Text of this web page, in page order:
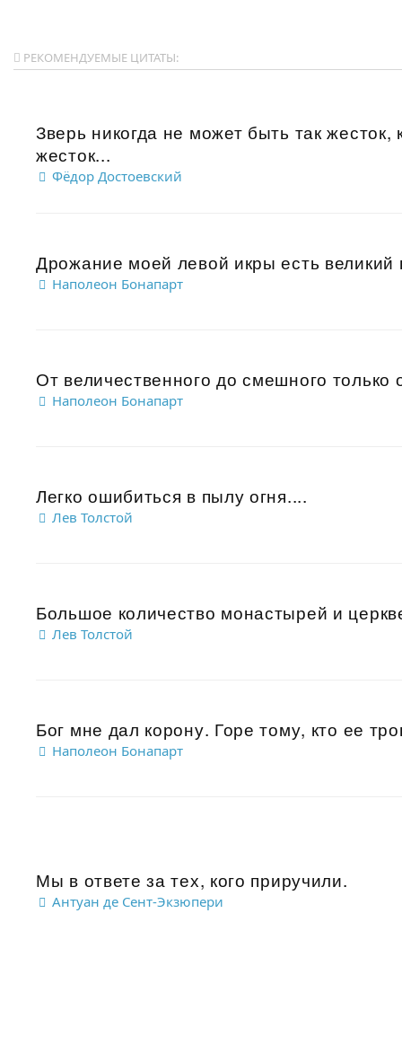
РЕКОМЕНДУЕМЫЕ ЦИТАТЫ:
Зверь никогда не может быть так жесток,
жесток...
Фёдор Достоевский
Дрожание моей левой икры есть великий
Наполеон Бонапарт
От величественного до смешного только
Наполеон Бонапарт
Легко ошибиться в пылу огня....
Лев Толстой
Большое количество монастырей и
Лев Толстой
Бог мне дал корону. Горе тому, кто ее
Наполеон Бонапарт
Мы в ответе за тех, кого приручили.
Антуан де Сент-Экзюпери